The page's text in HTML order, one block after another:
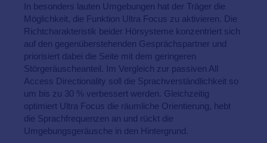
In besonders lauten Umgebungen hat der Träger die
Möglichkeit, die Funktion Ultra Focus zu aktivieren. Die
Richtcharakteristik beider Hörsysteme konzentriert sich
auf den gegenüberstehenden Gesprächspartner und
priorisiert dabei die Seite mit dem geringeren
Störgeräuscheanteil. Im Vergleich zur passiven All
Access Directionality soll die Sprachverständlichkeit so
um bis zu 30 % verbessert werden. Gleichzeitig
optimiert Ultra Focus die räumliche Orientierung, hebt
die Sprachfrequenzen an und rückt die
Umgebungsgeräusche in den Hintergrund.